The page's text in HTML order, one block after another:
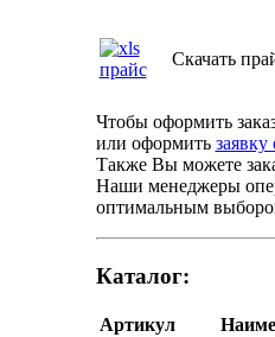
Скачать
Чтобы оформить
или оформить
Также Вы можете
Наши менеджеры
оптимальным
Каталог:
Артикул